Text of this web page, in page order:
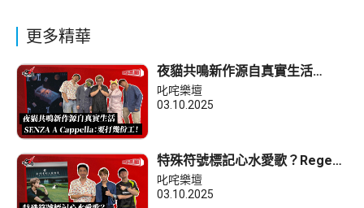
更多精華
夜貓共鳴新作源自真實生活
SENZA A Cappella：要打幾份
工！
叱咤樂壇
03.10.2025
特殊符號標記心水愛歌？Regent
林暐竣：用「$」最好！
叱咤樂壇
03.10.2025